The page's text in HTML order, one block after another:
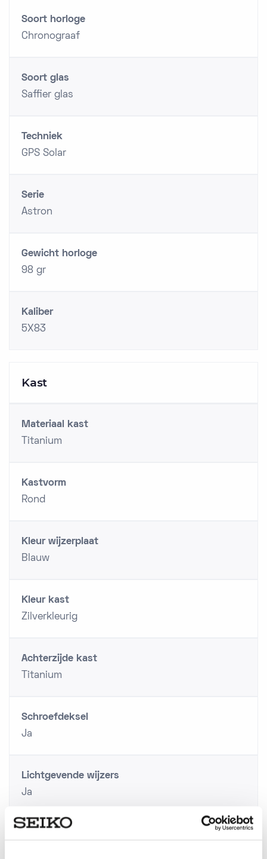
Soort horloge
Chronograaf
Soort glas
Saffier glas
Techniek
GPS Solar
Serie
Astron
Gewicht horloge
98 gr
Kaliber
5X83
Kast
Materiaal kast
Titanium
Kastvorm
Rond
Kleur wijzerplaat
Blauw
Kleur kast
Zilverkleurig
Achterzijde kast
Titanium
Schroefdeksel
Ja
Lichtgevende wijzers
Ja